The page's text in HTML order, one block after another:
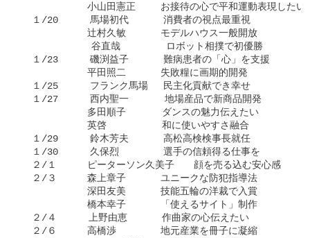
     　　　　小山田憲正 　　お接待の心で平和運動表現したい
  １/20    　馬場初代　 　　消費者の視点最重視
辻村久敏　 　　モデルハウス一般開放
           　谷直哉　　 　  ロボット相撲で初優勝
  １/23    　磯渕益子　 　　難病患者の「心」を支援
平田照二　 　　失敗糧に画期的開発
  １/25    　フランク馬場 　民主化貢献でき幸せ
  １/27    　西内聖一　  　 地場産品で新商品開発
多田順子   　　ダンスの魅力伝えたい
英啓　　   　　和に使いやすさ融合
  １/29    　鈴木芳夫　 　　高松高検検事長就任
  １/30    　久保烈　　 　　選手の信頼得る仕事を
  ２/１  　　ピーターソン久美子　　顔を売る込む安心感
  ２/３  　　森上章子　　 　ユニークな防犯指導法
     　　　　深田友美　 　　技能五輪の洋裁で入賞
     　　　　橋本幸子　 　　「使えるサイト」制作
  ２/４    　上野由恵　 　　作曲家の心伝えたい
  ２/６　  　高橋渉　　　 　地元産業を冊子に凝縮